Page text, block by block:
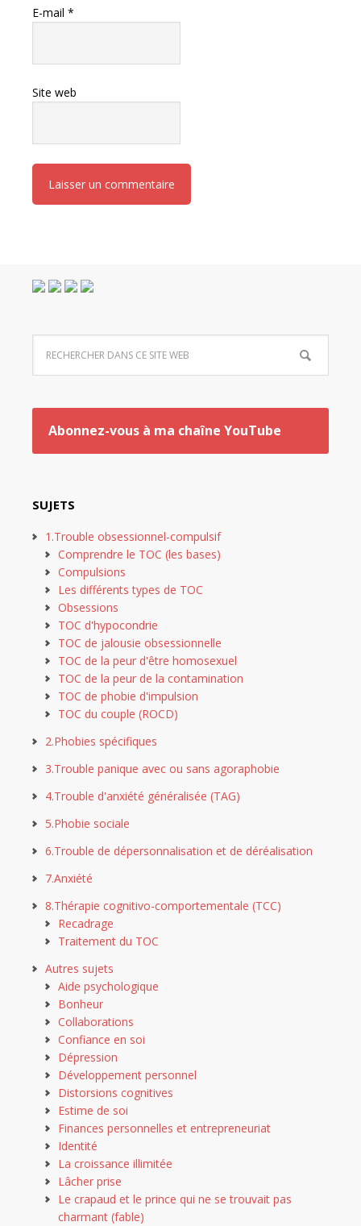
E-mail *
Site web
Abonnez-vous à ma chaîne YouTube
SUJETS
1.Trouble obsessionnel-compulsif
Comprendre le TOC (les bases)
Compulsions
Les différents types de TOC
Obsessions
TOC d'hypocondrie
TOC de jalousie obsessionnelle
TOC de la peur d'être homosexuel
TOC de la peur de la contamination
TOC de phobie d'impulsion
TOC du couple (ROCD)
2.Phobies spécifiques
3.Trouble panique avec ou sans agoraphobie
4.Trouble d'anxiété généralisée (TAG)
5.Phobie sociale
6.Trouble de dépersonnalisation et de déréalisation
7.Anxiété
8.Thérapie cognitivo-comportementale (TCC)
Recadrage
Traitement du TOC
Autres sujets
Aide psychologique
Bonheur
Collaborations
Confiance en soi
Dépression
Développement personnel
Distorsions cognitives
Estime de soi
Finances personnelles et entrepreneuriat
Identité
La croissance illimitée
Lâcher prise
Le crapaud et le prince qui ne se trouvait pas
charmant (fable)